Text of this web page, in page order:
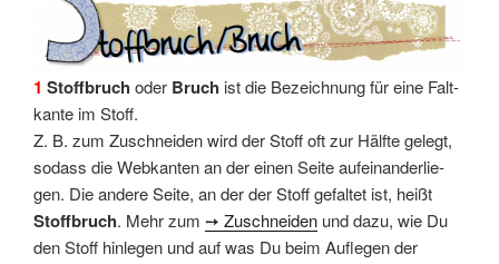
1 Stoff­bruch oder Bruch ist die Bezeich­nung für eine Falt­
kan­te im Stoff.
Z. B. zum Zuschnei­den wird der Stoff oft zur Hälf­te gelegt,
sodass die Web­kan­ten an der einen Sei­te auf­ein­an­der­lie­
gen. Die ande­re Sei­te, an der der Stoff gefal­tet ist, heißt
Stoff­bruch. Mehr zum ➙ Zuschnei­den und dazu, wie Du
den Stoff hin­le­gen und auf was Du beim Auf­le­gen der